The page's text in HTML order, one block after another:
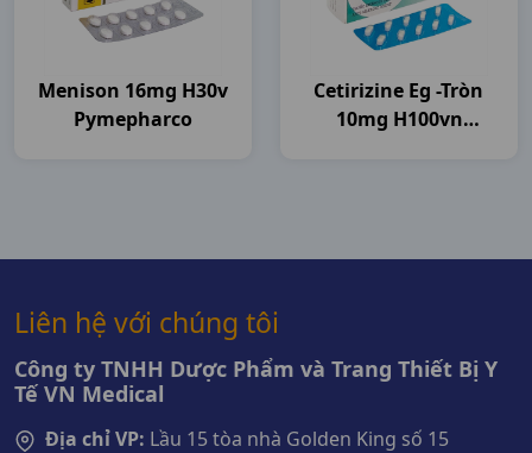
Menison 16mg H30v
Pymepharco
Cetirizine Eg -tròn
10mg H100vn
Liên hệ với chúng tôi
Công ty TNHH Dược Phẩm và Trang Thiết Bị Y
Tế VN Medical
Địa chỉ VP: Lầu 15 tòa nhà Golden King số 15